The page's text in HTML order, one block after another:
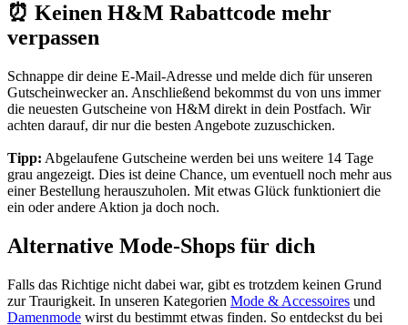
⏰ Keinen H&M Rabattcode mehr
verpassen
Schnappe dir deine E-Mail-Adresse und melde dich für unseren
Gutscheinweckeran. Anschließend bekommst du von uns immer
die neuesten Gutscheine von H&M direkt in dein Postfach. Wir
achten darauf, dir nur die besten Angebote zuzuschicken.
Tipp: Abgelaufene Gutscheine werden bei uns weitere 14 Tage
grau angezeigt. Dies ist deine Chance, um eventuell noch mehr aus
einer Bestellung herauszuholen. Mit etwas Glück funktioniert die
ein oder andere Aktion ja doch noch.
Alternative Mode-Shops für dich
Falls das Richtige nicht dabei war, gibt es trotzdem keinen Grund
zur Traurigkeit. In unseren Kategorien Mode & Accessoires und
Damenmode wirst du bestimmt etwas finden. So entdeckst du bei